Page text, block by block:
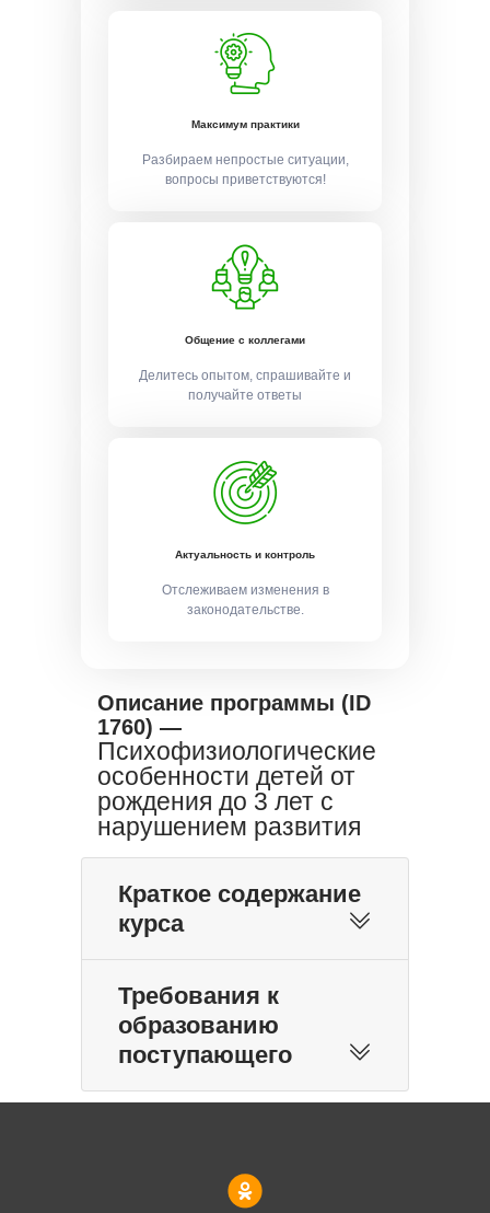
Максимум практики
Разбираем непростые ситуации,
вопросы приветствуются!
Общение с коллегами
Делитесь опытом, спрашивайте и
получайте ответы
Актуальность и контроль
Отслеживаем изменения в
законодательстве.
Описание программы (ID
1760) —
Психофизиологические
особенности детей от
рождения до 3 лет с
нарушением развития
Краткое содержание
курса
Требования к
образованию
поступающего